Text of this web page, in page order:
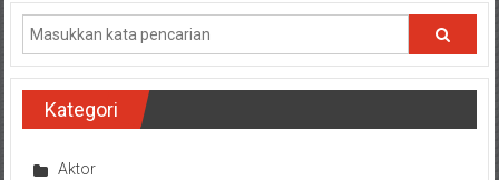
Kategori
Aktor